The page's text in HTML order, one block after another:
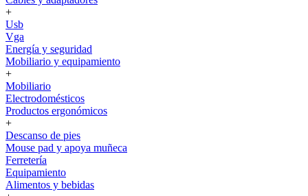
+
Usb
Vga
Energía y seguridad
Mobiliario y equipamiento
+
Mobiliario
Electrodomésticos
Productos ergonómicos
+
Descanso de pies
Mouse pad y apoya muñeca
Ferretería
Equipamiento
Alimentos y bebidas